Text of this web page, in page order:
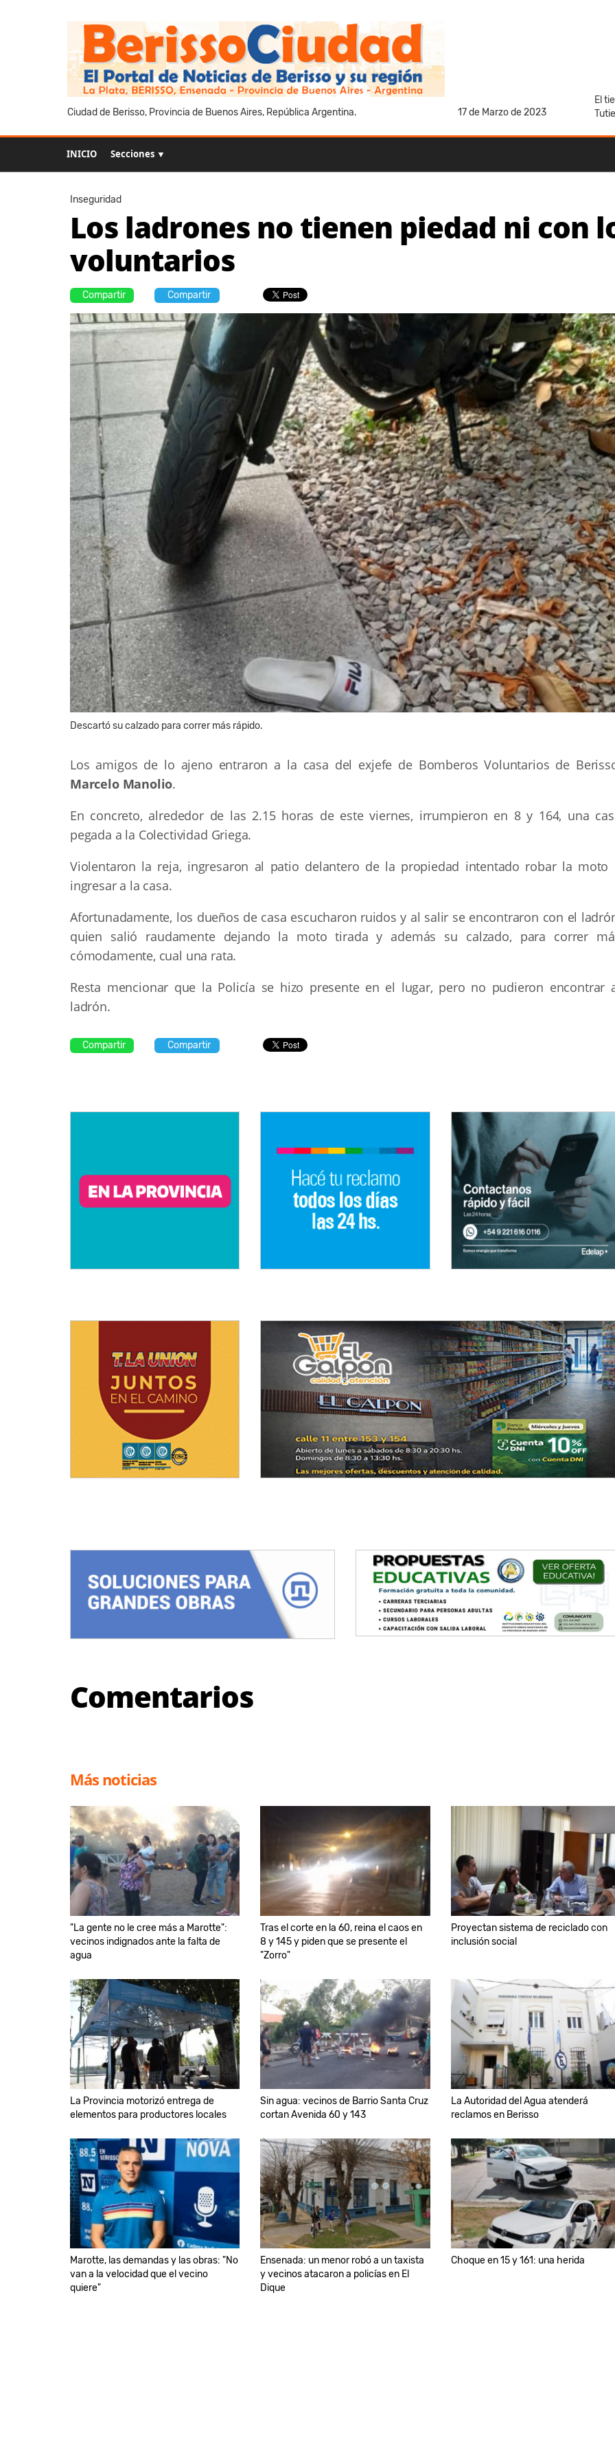
Ciudad de Berisso, Provincia de Buenos Aires, República Argentina. 17 de Marzo de 2023
El
INICIO Secciones ▼
Inseguridad
Los ladrones no tienen piedad ni con
voluntarios
Compartir Compartir
Descartó su calzado para correr más rápido.
Los amigos de lo ajeno entraron a la casa del exjefe de Bomberos Voluntarios de
Marcelo Manolio.
En concreto, alrededor de las 2.15 horas de este viernes, irrumpieron en 8 y 164, una
pegada a la Colectividad Griega.
Violentaron la reja, ingresaron al patio delantero de la propiedad intentado robar la moto
ingresar a la casa.
Afortunadamente, los dueños de casa escucharon ruidos y al salir se encontraron con el
quien salió raudamente dejando la moto tirada y además su calzado, para correr
cómodamente, cual una rata.
Resta mencionar que la Policía se hizo presente en el lugar, pero no pudieron encontrar
ladrón.
Compartir Compartir
Comentarios
Más noticias
"La gente no le cree más a Marotte":
vecinos indignados ante la falta de
agua
Tras el corte en la 60, reina el caos en
8 y 145 y piden que se presente el
"Zorro"
Proyectan sistema de reciclado con
inclusión social
La Provincia motorizó entrega de
elementos para productores locales
Sin agua: vecinos de Barrio Santa Cruz
cortan Avenida 60 y 143
La Autoridad del Agua atenderá
reclamos en Berisso
Marotte, las demandas y las obras: "No
van a la velocidad que el vecino
quiere"
Ensenada: un menor robó a un taxista
y vecinos atacaron a policías en El
Dique
Choque en 15 y 161: una herida